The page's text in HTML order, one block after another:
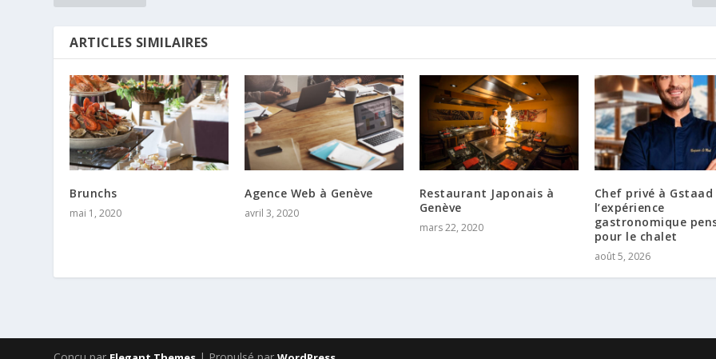
ARTICLES SIMILAIRES
Brunchs
mai 1, 2020
Agence Web à Genève
avril 3, 2020
Restaurant Japonais à
Genève
mars 22, 2020
Chef privé à Gstaad
l’expérience
gastronomique
pour le chalet
août 5, 2026